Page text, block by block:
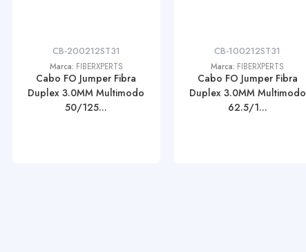
CB-200212ST31
Marca: FIBERXPERTS
Cabo FO Jumper Fibra
Duplex 3.0MM Multimodo
50/125...
CB-100212ST31
Marca: FIBERXPERTS
Cabo FO Jumper Fibra
Duplex 3.0MM Multimodo
62.5/1...